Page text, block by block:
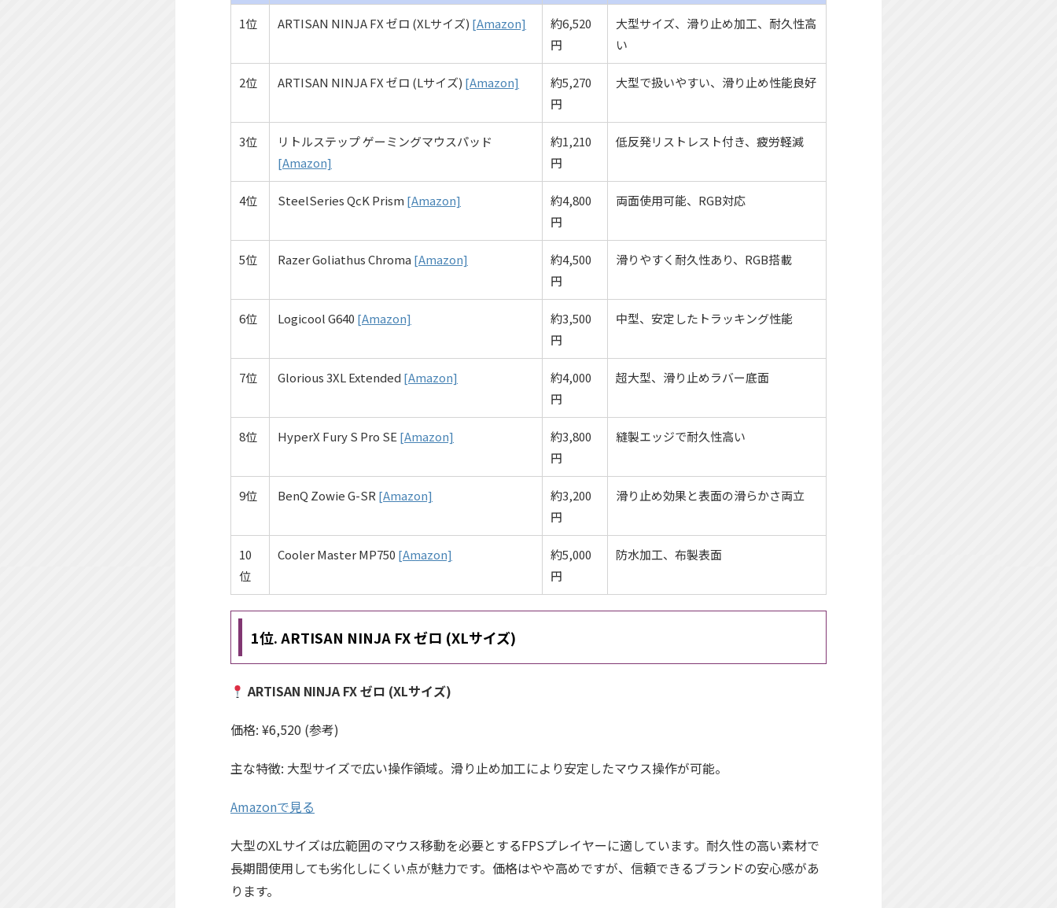
1位 ARTISAN NINJA FX ゼロ (XLサイズ) [Amazon]
約6,520
円
大型サイズ、滑り止め加工、耐久性高
い
2位 ARTISAN NINJA FX ゼロ (Lサイズ) [Amazon]
約5,270
円
大型で扱いやすい、滑り止め性能良好
3位
リトルステップ ゲーミングマウスパッド
[Amazon]
約1,210
円
低反発リストレスト付き、疲労軽減
4位 SteelSeries QcK Prism [Amazon]
約4,800
円
両面使用可能、RGB対応
5位 Razer Goliathus Chroma [Amazon]
約4,500
円
滑りやすく耐久性あり、RGB搭載
6位 Logicool G640 [Amazon]
約3,500
円
中型、安定したトラッキング性能
7位 Glorious 3XL Extended [Amazon]
約4,000
円
超大型、滑り止めラバー底面
8位 HyperX Fury S Pro SE [Amazon]
約3,800
円
縫製エッジで耐久性高い
9位 BenQ Zowie G-SR [Amazon]
約3,200
円
滑り止め効果と表面の滑らかさ両立
10
位
Cooler Master MP750 [Amazon]
約5,000
円
防水加工、布製表面
1位. ARTISAN NINJA FX ゼロ (XLサイズ)
ARTISAN NINJA FX ゼロ (XLサイズ)
価格: ¥6,520 (参考)
主な特徴: 大型サイズで広い操作領域。滑り止め加工により安定したマウス操作が可能。
Amazonで見る
大型のXLサイズは広範囲のマウス移動を必要とするFPSプレイヤーに適しています。耐久性の高い素材で
長期間使用しても劣化しにくい点が魅力です。価格はやや高めですが、信頼できるブランドの安心感があ
ります。